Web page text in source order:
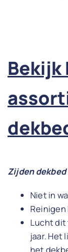
Bekijk
Zijden dekbed
Niet in
Lucht dit
jaar. Het